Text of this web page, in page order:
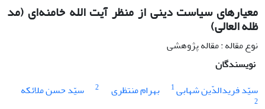
معیارهای سیاست دینی از منظر آیت الله خامنه‌ای (مد
ظله العالی)
نوع مقاله : مقاله پژوهشی
نویسندگان
سیّد فریدالدّین شهابی1 بهرام منتظری 2 سیّد حسن ملائکه
2